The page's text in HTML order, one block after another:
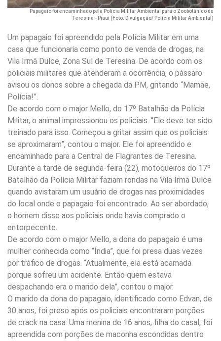
Papagaio foi encaminhado pela Polícia Militar Ambiental para o Zoobotânico de
Teresina - Piauí (Foto: Divulgação/ Polícia Militar Ambiental)
Um papagaio foi apreendido pela Polícia Militar em uma
casa que funcionaria como ponto de venda de drogas, na
Vila Irmã Dulce, Zona Sul de Teresina. De acordo com os
policiais militares que atenderam a ocorrência, o pássaro
avisou os donos sobre a chegada da PM, gritando “Mamãe,
Polícia!”.
De acordo com o major Mello, do 17º Batalhão da Polícia
Militar, o animal impressionou os policiais. “Ele deve ter sido
treinado para isso. Começou a gritar assim que os policiais
se aproximaram”, contou o major. Ele foi apreendido e
encaminhado para a Central de Flagrantes de Teresina.
Durante a tarde de segunda-feira (22), motoqueiros do 17º
Batalhão da Polícia Militar faziam rondas na Vila Irmã Dulce
quando avistaram um usuário de drogas nas proximidades
do local onde o papagaio foi encontrado. Ao ser abordado,
o homem disse aos policiais onde havia comprado o
entorpecente.
De acordo com o major Mello, a dona do papagaio é uma
mulher conhecida como “Índia”, que foi presa duas vezes
por tráfico de drogas. “Atualmente, ela está acamada
porque sofreu um acidente. Então quem estava
despachando era o marido dela”, contou o major.
O marido da dona do papagaio, identificado como Edvan, de
30 anos, foi preso após os policiais encontraram porções
de crack na casa. Uma menina de 16 anos, filha do casal, foi
apreendida com porções de maconha escondidas dentro